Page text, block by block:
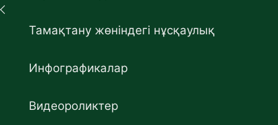
Тамақтану жөніндегі нұсқаулық
Инфографикалар
Видеороликтер